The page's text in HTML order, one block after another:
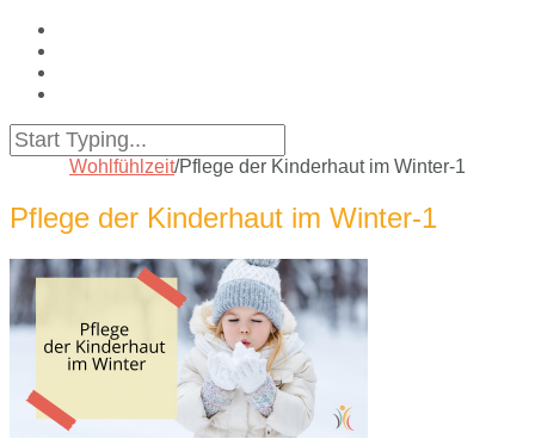
Wohlfühlzeit/Pflege der Kinderhaut im Winter-1
Pflege der Kinderhaut im Winter-1